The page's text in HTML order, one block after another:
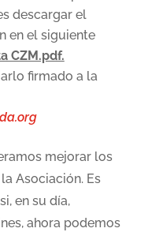
descargar el
en el siguiente
CZM.pdf.
firmado a la
mejorar los
Asociación. Es
en su día,
ahora podemos